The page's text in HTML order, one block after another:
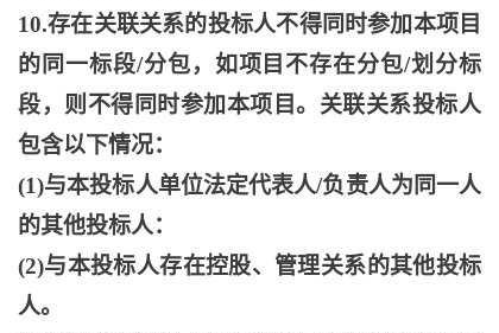
10.存在关联关系的投标人不得同时参加本项目
的同一标段/分包，如项目不存在分包/划分标
段，则不得同时参加本项目。关联关系投标人
包含以下情况：
(1)与本投标人单位法定代表人/负责人为同一人
的其他投标人：
(2)与本投标人存在控股、管理关系的其他投标
人。